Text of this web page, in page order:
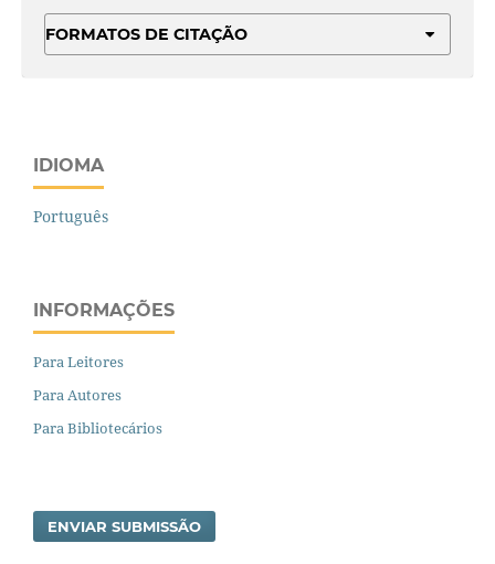
FORMATOS DE CITAÇÃO
IDIOMA
Português
INFORMAÇÕES
Para Leitores
Para Autores
Para Bibliotecários
ENVIAR SUBMISSÃO